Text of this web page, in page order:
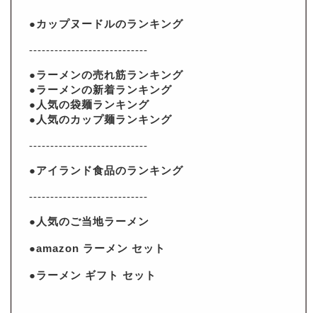
●カップヌードルのランキング
----------------------------
●ラーメンの売れ筋ランキング
●ラーメンの新着ランキング
●人気の袋麺ランキング
●人気のカップ麺ランキング
----------------------------
●アイランド食品のランキング
----------------------------
●人気のご当地ラーメン
●amazon ラーメン セット
●ラーメン ギフト セット